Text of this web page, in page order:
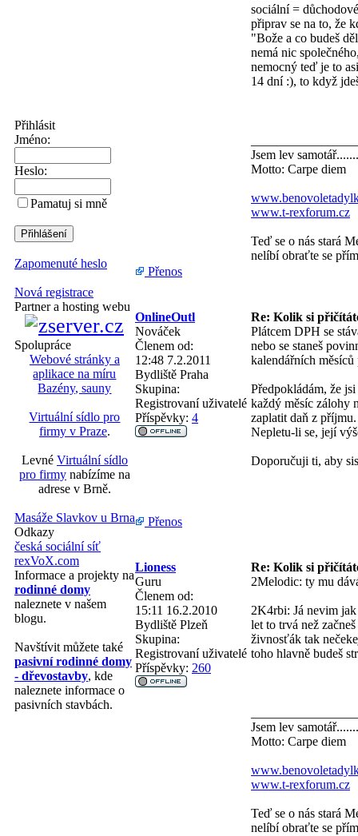
Přihlásit
Jméno:
Heslo:
Pamatuj si mně
Zapomenuté heslo
Nová registrace
Partner a hosting webu
Spolupráce
Webové stránky a
aplikace na míru
Bazény, sauny
Virtuální sídlo pro
firmy v Praze.
Levné Virtuální sídlo
pro firmy nabízíme na
adrese v Brně.
Masáže Slavkov u Brna
Odkazy
česká sociální síť
rexVoX.com
Informace a projekty na
rodinné domy
naleznete v našem
blogu.
Navštívit můžete také
pasivní rodinné domy
- dřevostavby, kde
naleznete informace o
pasivních stavbách.
sociální =
připrav se na to, že
"Bože a co budeš
nemá nic
nemocný teď je to
14 dní :), to když
Jsem lev
Motto: Carpe diem
www.t-rexforum.cz
Teď se o nás stará
nelíbí obraťte se
Přenos
OnlineOutl
Re: Kolik si
Nováček
Členem od:
12:48 7.2.2011
Bydliště Praha
Skupina:
Registrovaní uživatelé
Příspěvky: 4
Plátcem DPH se
nebo se staneš
kalendářních
Předpokládám, že
každý měsíc zálohy
zaplatit daň z
Nepletu-li se, její
Doporučuji ti, aby
Přenos
Lioness
Re: Kolik si
Guru
Členem od:
15:11 16.2.2010
Bydliště Plzeň
Skupina:
Registrovaní uživatelé
Příspěvky: 260
2Melodic: ty mu
2K4rbi: Já nevim
let to trvá než
živnosťák tak
toho hlavně budeš
Jsem lev
Motto: Carpe diem
www.t-rexforum.cz
Teď se o nás stará
nelíbí obraťte se